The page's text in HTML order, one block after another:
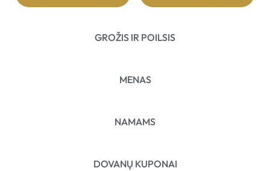
GROŽIS IR POILSIS
MENAS
NAMAMS
DOVANŲ KUPONAI